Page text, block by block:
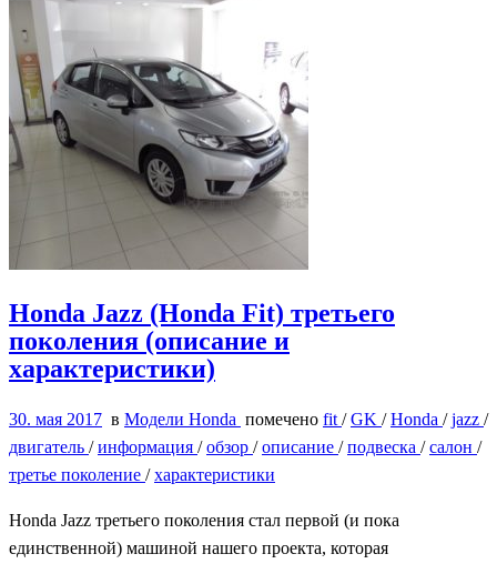
Honda Jazz (Honda Fit) третьего
поколения (описание и
характеристики)
30. мая 2017 в Модели Honda помечено fit /GK /Honda /jazz /
двигатель /информация /обзор /описание /подвеска /салон /
третье поколение /характеристики
Honda Jazz третьего поколения стал первой (и пока
единственной) машиной нашего проекта, которая